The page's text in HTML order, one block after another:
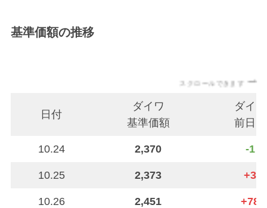
基準価額の推移
スクロールできます
日付
ダイワ
基準価額
ダイワ
前日比
10.24 2,370 -1
10.25 2,373 +3
10.26 2,451 +78